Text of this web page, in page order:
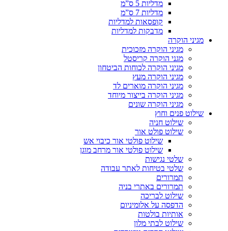
מדליות 5 ס”מ
מדליות 7 ס”מ
קופסאות למדליות
מדבקות למדליות
מגיני הוקרה
מגיני הוקרה מזכוכית
מגני הוקרה קריסטל
מגיני הוקרה לכוחות הביטחון
מגיני הוקרה מעץ
מגיני הוקרה מוארים לד
מגיני הוקרה בייצור מיוחד
מגיני הוקרה שונים
שילוט פנים וחוץ
שילוט חניה
שילוט פולט אור
שילוט פולטי אור כיבוי אש
שילוט פולטי אור מרחב מוגן
שלטי נגישות
שלטי בטיחות לאתר עבודה
תמרורים
תמרורים באתרי בניה
שילוט לבריכה
הדפסה על אלומיניום
אותיות בולטות
שילוט לבתי מלון